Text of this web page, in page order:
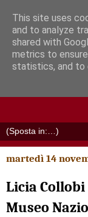
martedì 14
Licia
Museo
This site uses
and to analyze
shared with
metrics to
statistics, and to